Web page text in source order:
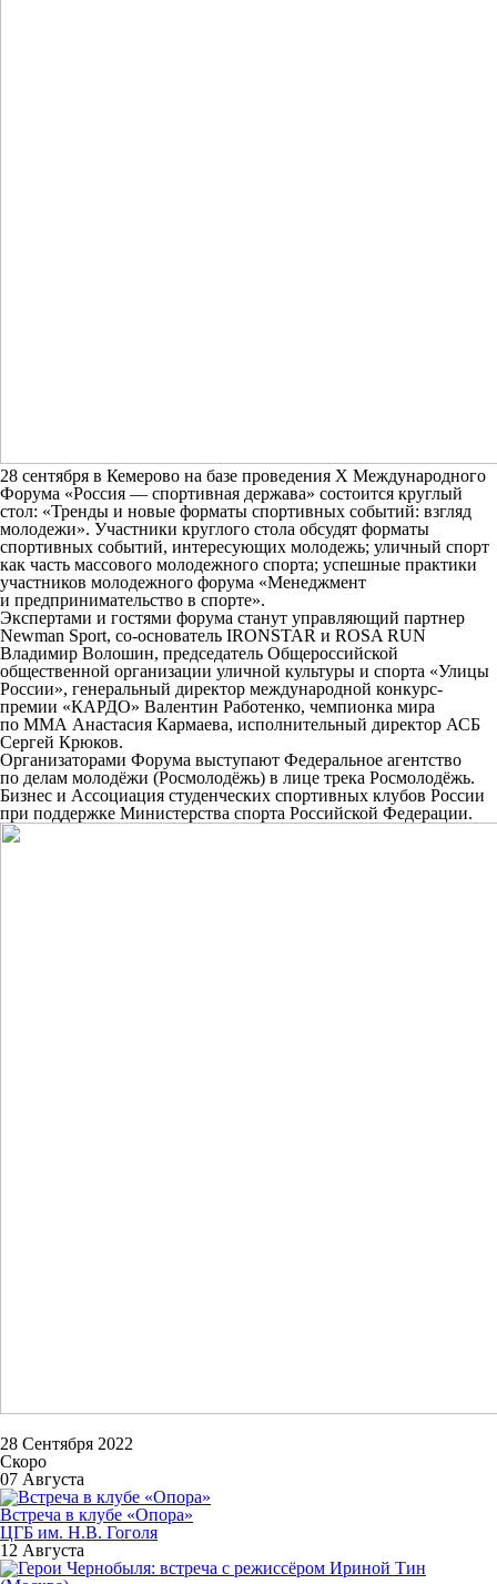
28 сентября в Кемерово на базе проведения X Международного
Форума «Россия — спортивная держава» состоится круглый
стол: «Тренды и новые форматы спортивных событий: взгляд
молодежи». Участники круглого стола обсудят форматы
спортивных событий, интересующих молодежь; уличный спорт
как часть массового молодежного спорта; успешные практики
участников молодежного форума «Менеджмент
и предпринимательство в спорте».
Экспертами и гостями форума станут управляющий партнер
Newman Sport, со-основатель IRONSTAR и ROSA RUN
Владимир Волошин, председатель Общероссийской
общественной организации уличной культуры и спорта «Улицы
России», генеральный директор международной конкурс-
премии «КАРДО» Валентин Работенко, чемпионка мира
по ММА Анастасия Кармаева, исполнительный директор АСБ
Сергей Крюков.
Организаторами Форума выступают Федеральное агентство
по делам молодёжи (Росмолодёжь) в лице трека Росмолодёжь.
Бизнес и Ассоциация студенческих спортивных клубов России
при поддержке Министерства спорта Российской Федерации.
28 Сентября 2022
Скоро
07 Августа
Встреча в клубе «Опора»
ЦГБ им. Н.В. Гоголя
12 Августа